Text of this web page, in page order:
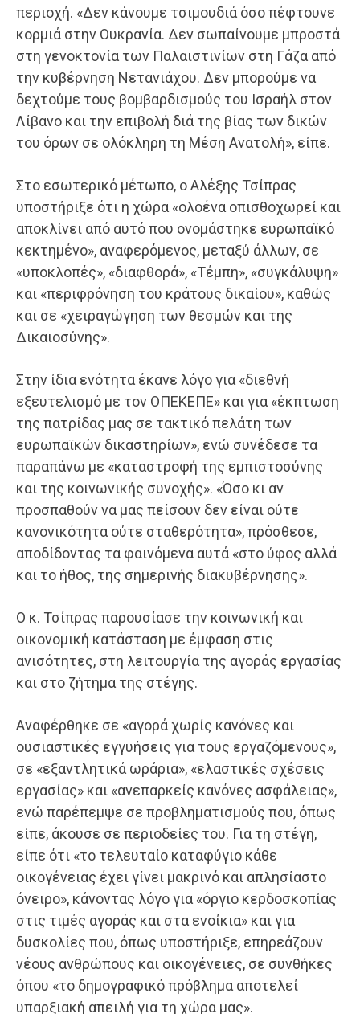
περιοχή. «Δεν κάνουμε τσιμουδιά όσο πέφτουνε
κορμιά στην Ουκρανία. Δεν σωπαίνουμε μπροστά
στη γενοκτονία των Παλαιστινίων στη Γάζα από
την κυβέρνηση Νετανιάχου. Δεν μπορούμε να
δεχτούμε τους βομβαρδισμούς του Ισραήλ στον
Λίβανο και την επιβολή διά της βίας των δικών
του όρων σε ολόκληρη τη Μέση Ανατολή», είπε.
Στο εσωτερικό μέτωπο, ο Αλέξης Τσίπρας
υποστήριξε ότι η χώρα «ολοένα οπισθοχωρεί και
αποκλίνει από αυτό που ονομάστηκε ευρωπαϊκό
κεκτημένο», αναφερόμενος, μεταξύ άλλων, σε
«υποκλοπές», «διαφθορά», «Τέμπη», «συγκάλυψη»
και «περιφρόνηση του κράτους δικαίου», καθώς
και σε «χειραγώγηση των θεσμών και της
Δικαιοσύνης».
Στην ίδια ενότητα έκανε λόγο για «διεθνή
εξευτελισμό με τον ΟΠΕΚΕΠΕ» και για «έκπτωση
της πατρίδας μας σε τακτικό πελάτη των
ευρωπαϊκών δικαστηρίων», ενώ συνέδεσε τα
παραπάνω με «καταστροφή της εμπιστοσύνης
και της κοινωνικής συνοχής». «Όσο κι αν
προσπαθούν να μας πείσουν δεν είναι ούτε
κανονικότητα ούτε σταθερότητα», πρόσθεσε,
αποδίδοντας τα φαινόμενα αυτά «στο ύφος αλλά
και το ήθος, της σημερινής διακυβέρνησης».
Ο κ. Τσίπρας παρουσίασε την κοινωνική και
οικονομική κατάσταση με έμφαση στις
ανισότητες, στη λειτουργία της αγοράς εργασίας
και στο ζήτημα της στέγης.
Αναφέρθηκε σε «αγορά χωρίς κανόνες και
ουσιαστικές εγγυήσεις για τους εργαζόμενους»,
σε «εξαντλητικά ωράρια», «ελαστικές σχέσεις
εργασίας» και «ανεπαρκείς κανόνες ασφάλειας»,
ενώ παρέπεμψε σε προβληματισμούς που, όπως
είπε, άκουσε σε περιοδείες του. Για τη στέγη,
είπε ότι «το τελευταίο καταφύγιο κάθε
οικογένειας έχει γίνει μακρινό και απλησίαστο
όνειρο», κάνοντας λόγο για «όργιο κερδοσκοπίας
στις τιμές αγοράς και στα ενοίκια» και για
δυσκολίες που, όπως υποστήριξε, επηρεάζουν
νέους ανθρώπους και οικογένειες, σε συνθήκες
όπου «το δημογραφικό πρόβλημα αποτελεί
υπαρξιακή απειλή για τη χώρα μας».